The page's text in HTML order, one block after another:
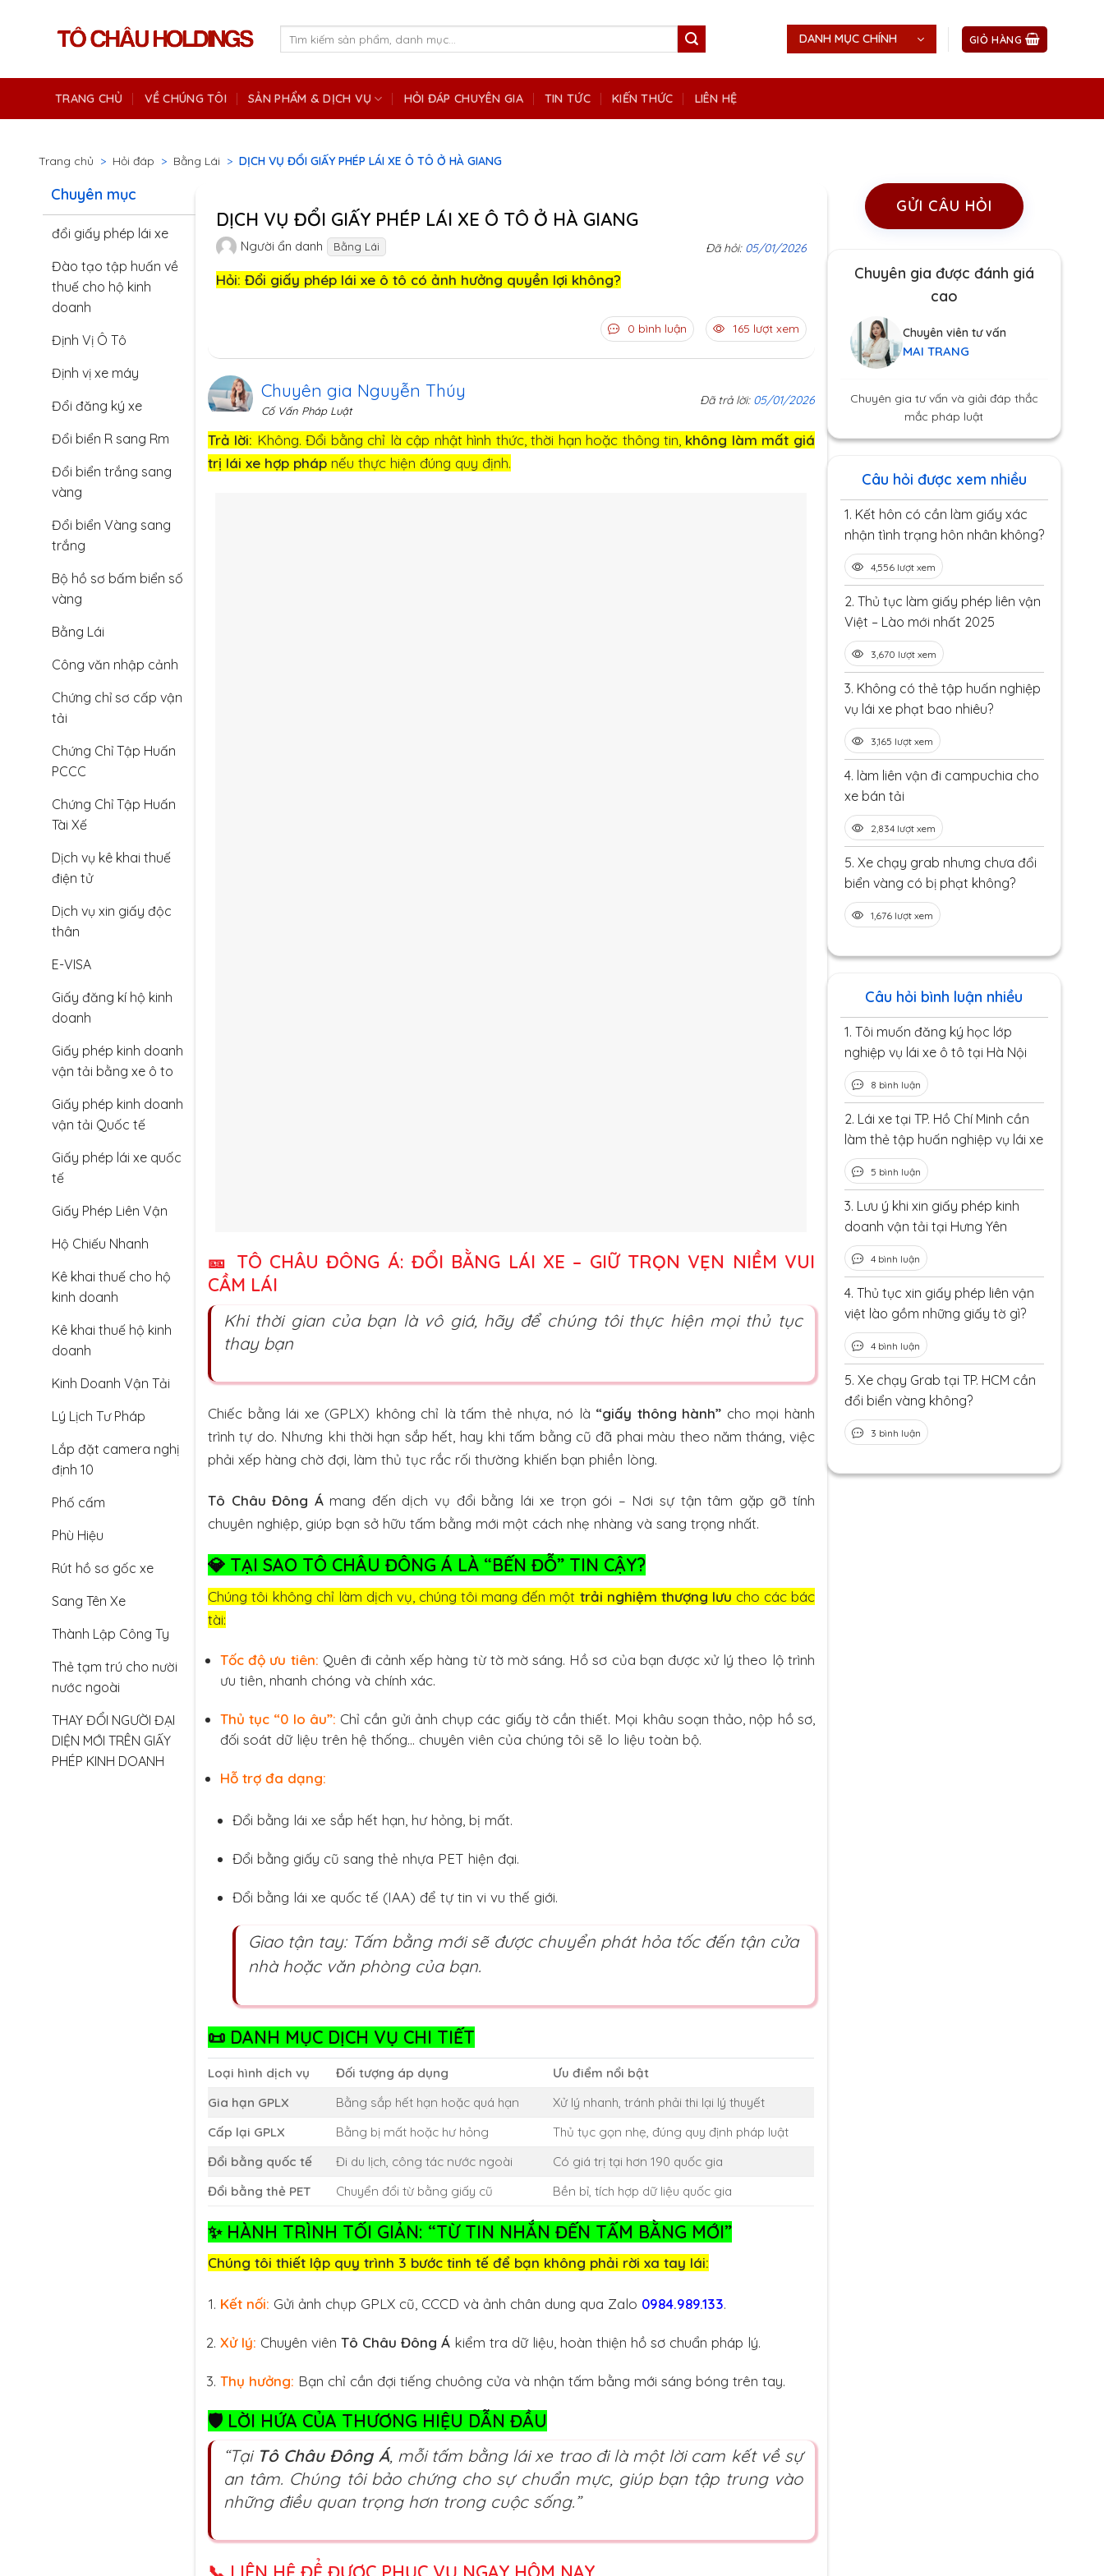
DANH MỤC CHÍNH GIỎ HÀNG
TRANG CHỦ VỀ CHÚNG TÔI SẢN PHẨM & DỊCH VỤ HỎI ĐÁP CHUYÊN GIA TIN TỨC KIẾN THỨC LIÊN HỆ
Trang chủ > Hỏi đáp > Bằng Lái > DỊCH VỤ ĐỔI GIẤY PHÉP LÁI XE Ô TÔ Ở HÀ GIANG
Chuyên mục
đổi giấy phép lái xe
Đào tạo tập huấn về
thuế cho hộ kinh
doanh
Định Vị Ô Tô
Định vị xe máy
Đổi đăng ký xe
Đổi biển R sang Rm
Đổi biển trắng sang
vàng
Đổi biển Vàng sang
trắng
Bộ hồ sơ bấm biển số
vàng
Bằng Lái
Công văn nhập cảnh
Chứng chỉ sơ cấp vận
tải
Chứng Chỉ Tập Huấn
PCCC
Chứng Chỉ Tập Huấn
Tài Xế
Dịch vụ kê khai thuế
điện tử
Dịch vụ xin giấy độc
thân
E-VISA
Giấy đăng kí hộ kinh
doanh
Giấy phép kinh doanh
vận tải bằng xe ô to
Giấy phép kinh doanh
vận tải Quốc tế
Giấy phép lái xe quốc
tế
Giấy Phép Liên Vận
Hộ Chiếu Nhanh
Kê khai thuế cho hộ
kinh doanh
Kê khai thuế hộ kinh
doanh
Kinh Doanh Vận Tải
Lý Lịch Tư Pháp
Lắp đặt camera nghị
định 10
Phố cấm
Phù Hiệu
Rút hồ sơ gốc xe
Sang Tên Xe
Thành Lập Công Ty
Thẻ tạm trú cho nười
nước ngoài
THAY ĐỔI NGƯỜI ĐẠI
DIỆN MỚI TRÊN GIẤY
PHÉP KINH DOANH
DỊCH VỤ ĐỔI GIẤY PHÉP LÁI XE Ô TÔ Ở HÀ GIANG
Người ẩn danh Bằng Lái Đã hỏi: 05/01/2026
Hỏi: Đổi giấy phép lái xe ô tô có ảnh hưởng quyền lợi không?
0 bình luận 165 lượt xem
Chuyên gia Nguyễn Thúy
Cố Vấn Pháp Luật
Đã trả lời: 05/01/2026
Trả lời: Không. Đổi bằng chỉ là cập nhật hình thức, thời hạn hoặc thông tin, không làm mất giá
trị lái xe hợp pháp nếu thực hiện đúng quy định.
🎫 TÔ CHÂU ĐÔNG Á: ĐỔI BẰNG LÁI XE – GIỮ TRỌN VẸN NIỀM VUI
CẦM LÁI
Khi thời gian của bạn là vô giá, hãy để chúng tôi thực hiện mọi thủ tục
thay bạn
Chiếc bằng lái xe (GPLX) không chỉ là tấm thẻ nhựa, nó là “giấy thông hành” cho mọi hành
trình tự do. Nhưng khi thời hạn sắp hết, hay khi tấm bằng cũ đã phai màu theo năm tháng, việc
phải xếp hàng chờ đợi, làm thủ tục rắc rối thường khiến bạn phiền lòng.
Tô Châu Đông Ámang đến dịch vụ đổi bằng lái xe trọn gói – Nơi sự tận tâm gặp gỡ tính
chuyên nghiệp, giúp bạn sở hữu tấm bằng mới một cách nhẹ nhàng và sang trọng nhất.
💎 TẠI SAO TÔ CHÂU ĐÔNG Á LÀ “BẾN ĐỖ” TIN CẬY?
Chúng tôi không chỉ làm dịch vụ, chúng tôi mang đến một trải nghiệm thượng lưu cho các bác
tài:
Tốc độ ưu tiên: Quên đi cảnh xếp hàng từ tờ mờ sáng. Hồ sơ của bạn được xử lý theo lộ trình
ưu tiên, nhanh chóng và chính xác.
Thủ tục “0 lo âu”: Chỉ cần gửi ảnh chụp các giấy tờ cần thiết. Mọi khâu soạn thảo, nộp hồ sơ,
đối soát dữ liệu trên hệ thống… chuyên viên của chúng tôi sẽ lo liệu toàn bộ.
Hỗ trợ đa dạng:
Đổi bằng lái xe sắp hết hạn, hư hỏng, bị mất.
Đổi bằng giấy cũ sang thẻ nhựa PET hiện đại.
Đổi bằng lái xe quốc tế (IAA) để tự tin vi vu thế giới.
Giao tận tay: Tấm bằng mới sẽ được chuyển phát hỏa tốc đến tận cửa
nhà hoặc văn phòng của bạn.
📜 DANH MỤC DỊCH VỤ CHI TIẾT
Loại hình dịch vụ Đối tượng áp dụng
Ưu điểm nổi bật
Gia hạn GPLX
Bằng sắp hết hạn hoặc quá hạn
Xử lý nhanh, tránh phải thi lại lý thuyết
Cấp lại GPLX
Bằng bị mất hoặc hư hỏng
Thủ tục gọn nhẹ, đúng quy định pháp luật
Đổi bằng quốc tế
Đi du lịch, công tác nước ngoài
Có giá trị tại hơn 190 quốc gia
Đổi bằng thẻ PET
Chuyển đổi từ bằng giấy cũ Bền bỉ, tích hợp dữ liệu quốc gia
✨ HÀNH TRÌNH TỐI GIẢN: “TỪ TIN NHẮN ĐẾN TẤM BẰNG MỚI”
Chúng tôi thiết lập quy trình 3 bước tinh tế để bạn không phải rời xa tay lái:
Kết nối: Gửi ảnh chụp GPLX cũ, CCCD và ảnh chân dung qua Zalo 0984.989.133.
Xử lý: Chuyên viên Tô Châu Đông Á kiểm tra dữ liệu, hoàn thiện hồ sơ chuẩn pháp lý.
Thụ hưởng: Bạn chỉ cần đợi tiếng chuông cửa và nhận tấm bằng mới sáng bóng trên tay.
🛡️ LỜI HỨA CỦA THƯƠNG HIỆU DẪN ĐẦU
“Tại Tô Châu Đông Á, mỗi tấm bằng lái xe trao đi là một lời cam kết về sự
an tâm. Chúng tôi bảo chứng cho sự chuẩn mực, giúp bạn tập trung vào
những điều quan trọng hơn trong cuộc sống.”
GỬI CÂU HỎI
Chuyên gia được đánh giá
cao
Chuyên viên tư vấn
MAI TRANG
Chuyên gia tư vấn và giải đáp thắc
mắc pháp luật
Câu hỏi được xem nhiều
1. Kết hôn có cần làm giấy xác
nhận tình trạng hôn nhân không?
4,556 lượt xem
2. Thủ tục làm giấy phép liên vận
Việt – Lào mới nhất 2025
3,670 lượt xem
3. Không có thẻ tập huấn nghiệp
vụ lái xe phạt bao nhiêu?
3,165 lượt xem
4. làm liên vận đi campuchia cho
xe bán tải
2,834 lượt xem
5. Xe chạy grab nhưng chưa đổi
biển vàng có bị phạt không?
1,676 lượt xem
Câu hỏi bình luận nhiều
1. Tôi muốn đăng ký học lớp
nghiệp vụ lái xe ô tô tại Hà Nội
8 bình luận
2. Lái xe tại TP. Hồ Chí Minh cần
làm thẻ tập huấn nghiệp vụ lái xe
5 bình luận
3. Lưu ý khi xin giấy phép kinh
doanh vận tải tại Hưng Yên
4 bình luận
4. Thủ tục xin giấy phép liên vận
việt lào gồm những giấy tờ gì?
4 bình luận
5. Xe chạy Grab tại TP. HCM cần
đổi biển vàng không?
3 bình luận